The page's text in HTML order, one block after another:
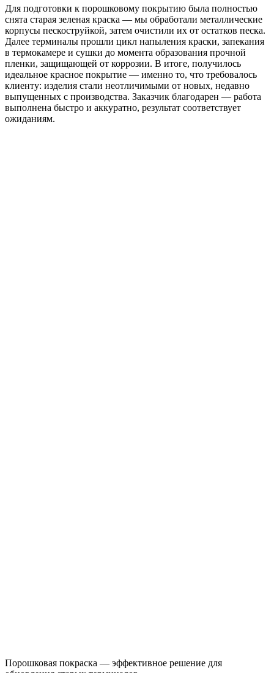
Для подготовки к порошковому покрытию была полностью
снята старая зеленая краска — мы обработали металлические
корпусы пескоструйкой, затем очистили их от остатков песка.
Далее терминалы прошли цикл напыления краски, запекания
в термокамере и сушки до момента образования прочной
пленки, защищающей от коррозии. В итоге, получилось
идеальное красное покрытие — именно то, что требовалось
клиенту: изделия стали неотличимыми от новых, недавно
выпущенных с производства. Заказчик благодарен — работа
выполнена быстро и аккуратно, результат соответствует
ожиданиям.
Порошковая покраска — эффективное решение для